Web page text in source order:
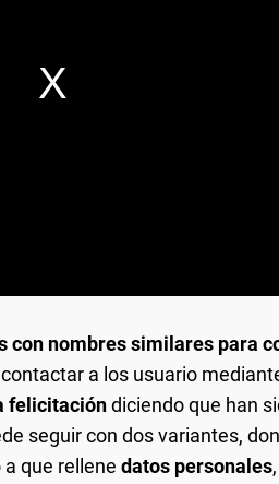
con nombres similares para
a los usuario
felicitacióndiciendo que han
seguir con dos variantes,
que rellene datos personales